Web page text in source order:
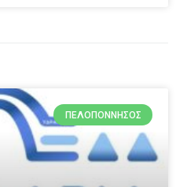
ΠΕΛΟΠΌΝΝΗΣΟΣ